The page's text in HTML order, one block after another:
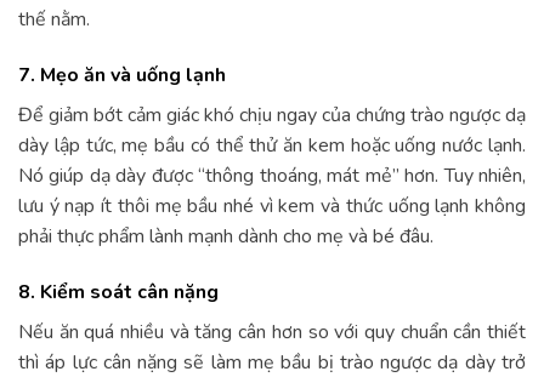
thế nằm.
7. Mẹo ăn và uống lạnh
Để giảm bớt cảm giác khó chịu ngay của chứng trào ngược dạ
dày lập tức, mẹ bầu có thể thử ăn kem hoặc uống nước lạnh.
Nó giúp dạ dày được “thông thoáng, mát mẻ” hơn. Tuy nhiên,
lưu ý nạp ít thôi mẹ bầu nhé vì kem và thức uống lạnh không
phải thực phẩm lành mạnh dành cho mẹ và bé đâu.
8. Kiểm soát cân nặng
Nếu ăn quá nhiều và tăng cân hơn so với quy chuẩn cần thiết
thì áp lực cân nặng sẽ làm mẹ bầu bị trào ngược dạ dày trở